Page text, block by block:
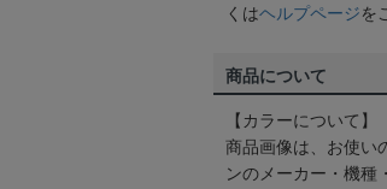
くはヘルプページを
商品について
【カラーについて】
商品画像は、お使い
ンのメーカー・機種